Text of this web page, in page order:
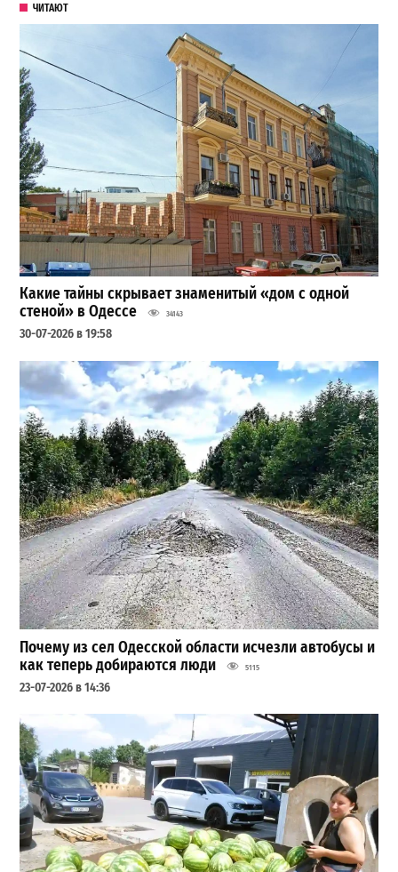
ЧИТАЮТ
Какие тайны скрывает знаменитый «дом с одной
стеной» в Одессе
34143
30-07-2026 в 19:58
Почему из сел Одесской области исчезли автобусы и
как теперь добираются люди
5115
23-07-2026 в 14:36